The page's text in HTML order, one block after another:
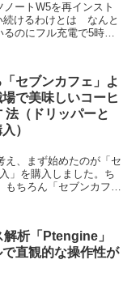
ートW5を再インスト
続けるわけとは なんと
のにフル充電で5時間
セブンカフェ」よ
で美味しいコーヒ
法（ドリッパーと
）
え、まず始めたのが「セ
」を購入しました。ち
ちろん「セブンカフ
析「Ptengine」
直観的な操作性が